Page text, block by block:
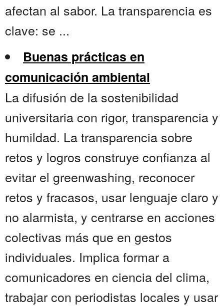
afectan al sabor. La transparencia es
clave: se ...
Buenas prácticas en
comunicación ambiental
La difusión de la sostenibilidad
universitaria con rigor, transparencia y
humildad. La transparencia sobre
retos y logros construye confianza al
evitar el greenwashing, reconocer
retos y fracasos, usar lenguaje claro y
no alarmista, y centrarse en acciones
colectivas más que en gestos
individuales. Implica formar a
comunicadores en ciencia del clima,
trabajar con periodistas locales y usar